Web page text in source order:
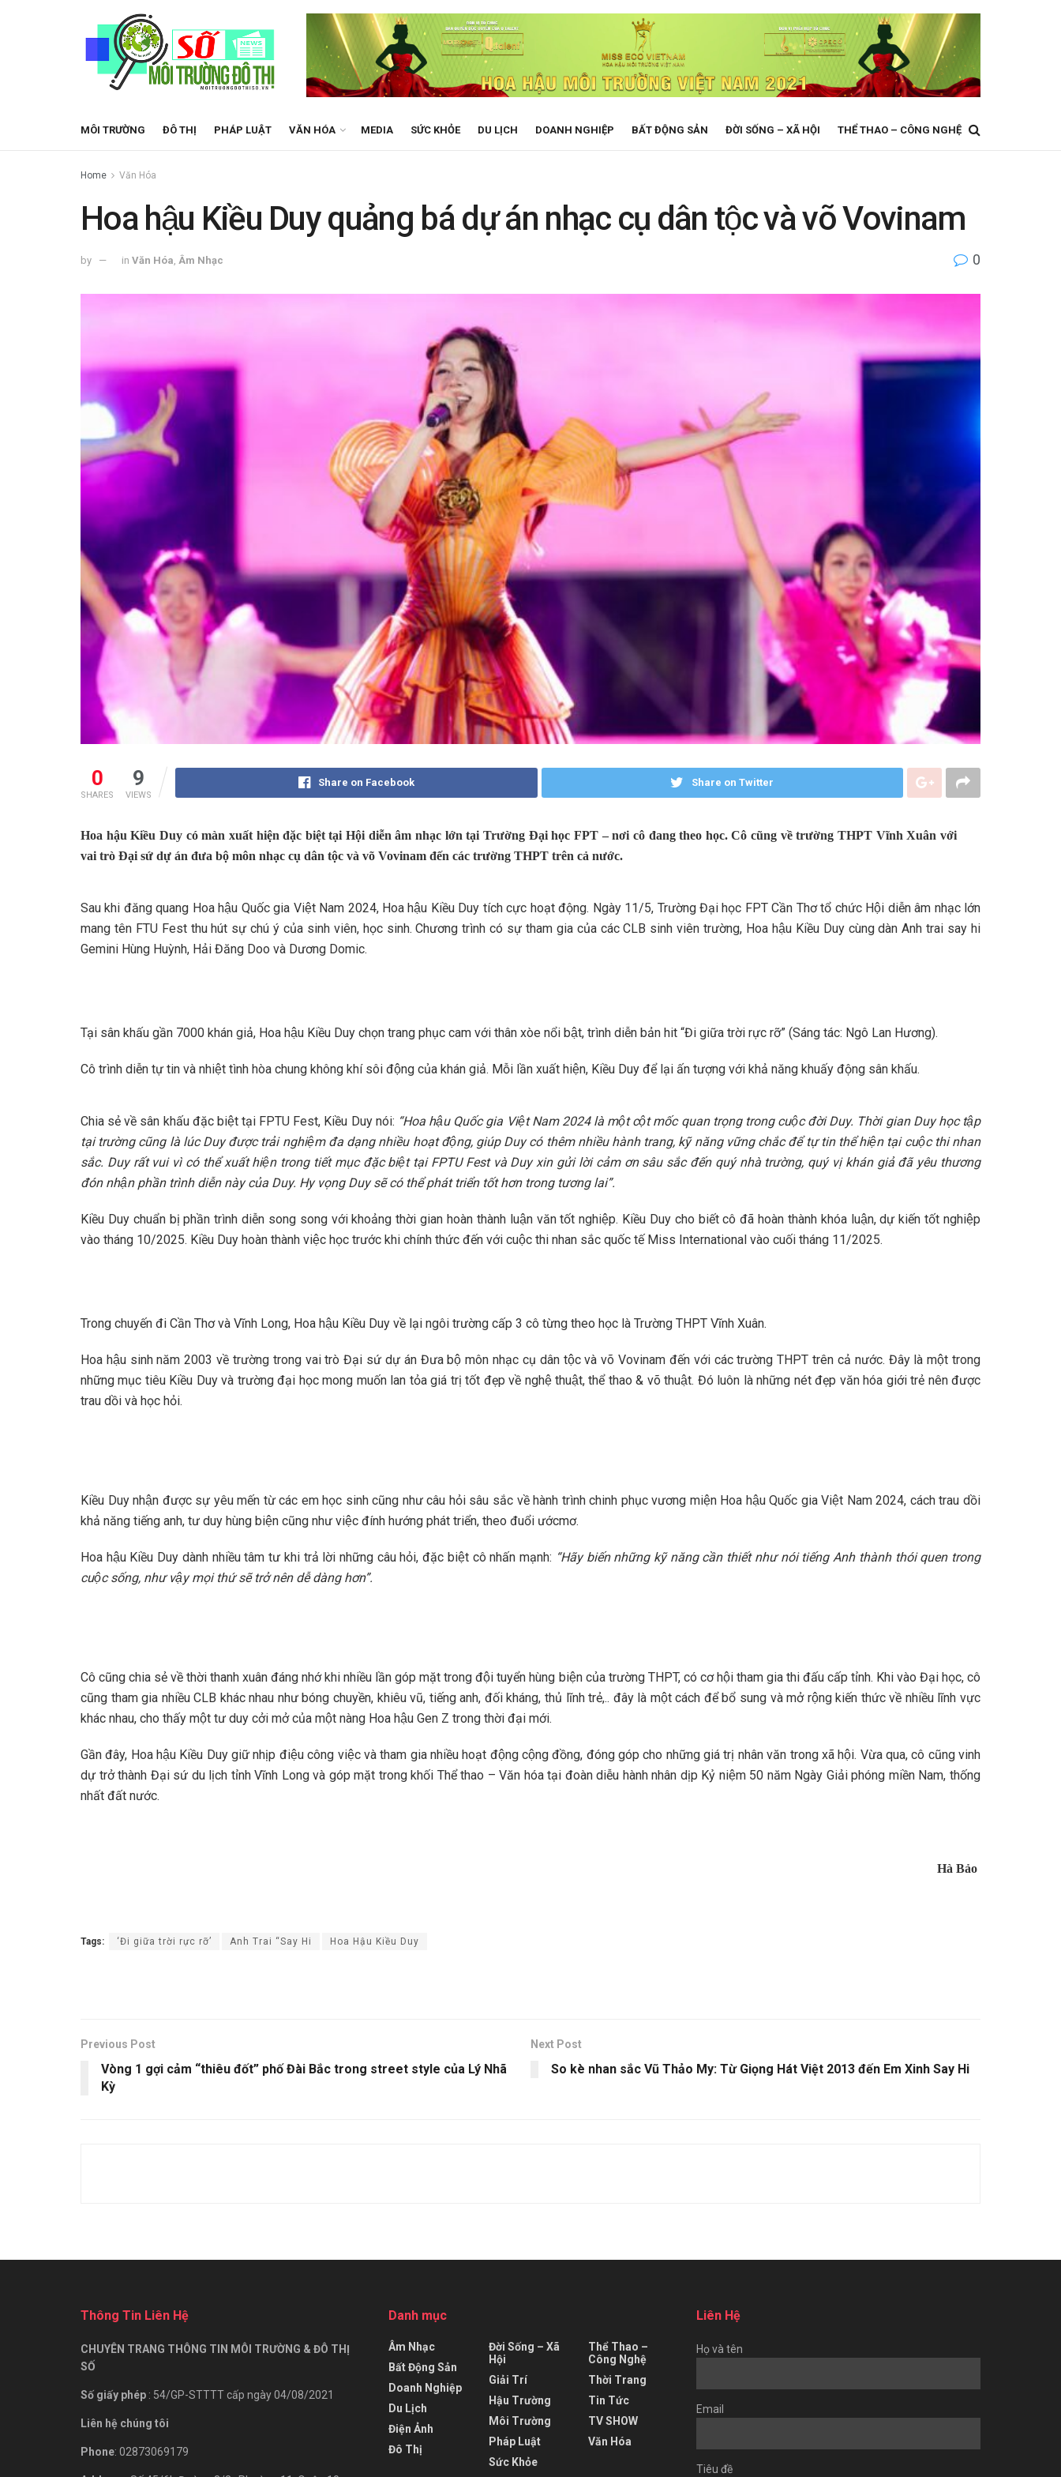
MÔI TRƯỜNG ĐÔ THỊ PHÁP LUẬT VĂN HÓA MEDIA SỨC KHỎE DU LỊCH DOANH NGHIỆP BẤT ĐỘNG SẢN ĐỜI SỐNG – XÃ HỘI THỂ THAO – CÔNG NGHỆ
Home Văn Hóa
Hoa hậu Kiều Duy quảng bá dự án nhạc cụ dân tộc và võ Vovinam
by in Văn Hóa Âm Nhạc 0
0
SHARES
9
VIEWS
Share on Facebook Share on Twitter
Hoa hậu Kiều Duy có màn xuất hiện đặc biệt tại Hội diễn âm nhạc lớn tại Trường Đại học FPT – nơi cô đang theo học. Cô cũng về trường THPT Vĩnh Xuân với
vai trò Đại sứ dự án đưa bộ môn nhạc cụ dân tộc và võ Vovinam đến các trường THPT trên cả nước.
Sau khi đăng quang Hoa hậu Quốc gia Việt Nam 2024, Hoa hậu Kiều Duy tích cực hoạt động. Ngày 11/5, Trường Đại học FPT Cần Thơ tổ chức Hội diễn âm nhạc lớn
mang tên FTU Fest thu hút sự chú ý của sinh viên, học sinh. Chương trình có sự tham gia của các CLB sinh viên trường, Hoa hậu Kiều Duy cùng dàn Anh trai say hi
Gemini Hùng Huỳnh, Hải Đăng Doo và Dương Domic.
Tại sân khấu gần 7000 khán giả, Hoa hậu Kiều Duy chọn trang phục cam với thân xòe nổi bật, trình diễn bản hit “Đi giữa trời rực rỡ” (Sáng tác: Ngô Lan Hương).
Cô trình diễn tự tin và nhiệt tình hòa chung không khí sôi động của khán giả. Mỗi lần xuất hiện, Kiều Duy để lại ấn tượng với khả năng khuấy động sân khấu.
Chia sẻ về sân khấu đặc biệt tại FPTU Fest, Kiều Duy nói: “Hoa hậu Quốc gia Việt Nam 2024 là một cột mốc quan trọng trong cuộc đời Duy. Thời gian Duy học tập
tại trường cũng là lúc Duy được trải nghiệm đa dạng nhiều hoạt động, giúp Duy có thêm nhiều hành trang, kỹ năng vững chắc để tự tin thể hiện tại cuộc thi nhan
sắc. Duy rất vui vì có thể xuất hiện trong tiết mục đặc biệt tại FPTU Fest và Duy xin gửi lời cảm ơn sâu sắc đến quý nhà trường, quý vị khán giả đã yêu thương
đón nhận phần trình diễn này của Duy. Hy vọng Duy sẽ có thể phát triển tốt hơn trong tương lai”.
Kiều Duy chuẩn bị phần trình diễn song song với khoảng thời gian hoàn thành luận văn tốt nghiệp. Kiều Duy cho biết cô đã hoàn thành khóa luận, dự kiến tốt nghiệp
vào tháng 10/2025. Kiều Duy hoàn thành việc học trước khi chính thức đến với cuộc thi nhan sắc quốc tế Miss International vào cuối tháng 11/2025.
Trong chuyến đi Cần Thơ và Vĩnh Long, Hoa hậu Kiều Duy về lại ngôi trường cấp 3 cô từng theo học là Trường THPT Vĩnh Xuân.
Hoa hậu sinh năm 2003 về trường trong vai trò Đại sứ dự án Đưa bộ môn nhạc cụ dân tộc và võ Vovinam đến với các trường THPT trên cả nước. Đây là một trong
những mục tiêu Kiều Duy và trường đại học mong muốn lan tỏa giá trị tốt đẹp về nghệ thuật, thể thao & võ thuật. Đó luôn là những nét đẹp văn hóa giới trẻ nên được
trau dồi và học hỏi.
Kiều Duy nhận được sự yêu mến từ các em học sinh cũng như câu hỏi sâu sắc về hành trình chinh phục vương miện Hoa hậu Quốc gia Việt Nam 2024, cách trau dồi
khả năng tiếng anh, tư duy hùng biện cũng như việc đính hướng phát triển, theo đuổi ướcmơ.
Hoa hậu Kiều Duy dành nhiều tâm tư khi trả lời những câu hỏi, đặc biệt cô nhấn mạnh: “Hãy biến những kỹ năng cần thiết như nói tiếng Anh thành thói quen trong
cuộc sống, như vậy mọi thứ sẽ trở nên dễ dàng hơn”.
Cô cũng chia sẻ về thời thanh xuân đáng nhớ khi nhiều lần góp mặt trong đội tuyển hùng biện của trường THPT, có cơ hội tham gia thi đấu cấp tỉnh. Khi vào Đại học, cô
cũng tham gia nhiều CLB khác nhau như bóng chuyền, khiêu vũ, tiếng anh, đối kháng, thủ lĩnh trẻ,.. đây là một cách để bổ sung và mở rộng kiến thức về nhiều lĩnh vực
khác nhau, cho thấy một tư duy cởi mở của một nàng Hoa hậu Gen Z trong thời đại mới.
Gần đây, Hoa hậu Kiều Duy giữ nhịp điệu công việc và tham gia nhiều hoạt động cộng đồng, đóng góp cho những giá trị nhân văn trong xã hội. Vừa qua, cô cũng vinh
dự trở thành Đại sứ du lịch tỉnh Vĩnh Long và góp mặt trong khối Thể thao – Văn hóa tại đoàn diễu hành nhân dịp Kỷ niệm 50 năm Ngày Giải phóng miền Nam, thống
nhất đất nước.
Hà Bảo
Tags: ‘Đi giữa trời rực rỡ’ Anh Trai “Say Hi Hoa Hậu Kiều Duy
Previous Post
Vòng 1 gợi cảm “thiêu đốt” phố Đài Bắc trong street style của Lý Nhã
Kỳ
Next Post
So kè nhan sắc Vũ Thảo My: Từ Giọng Hát Việt 2013 đến Em Xinh Say Hi
Thông Tin Liên Hệ
CHUYÊN TRANG THÔNG TIN MÔI TRƯỜNG & ĐÔ THỊ
SỐ
Số giấy phép : 54/GP-STTTT cấp ngày 04/08/2021
Liên hệ chúng tôi
Phone: 02873069179
Danh mục
Âm Nhạc
Bất Động Sản
Doanh Nghiệp
Du Lịch
Điện Ảnh
Đô Thị
Đời Sống – Xã
Hội
Giải Trí
Hậu Trường
Môi Trường
Pháp Luật
Sức Khỏe
Thể Thao –
Công Nghệ
Thời Trang
Tin Tức
TV SHOW
Văn Hóa
Liên Hệ
Họ và tên
Email
Tiêu đề